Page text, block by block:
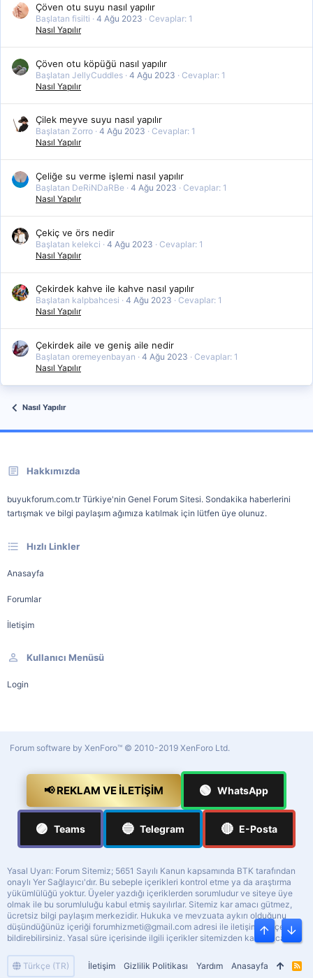
Çöven otu suyu nasıl yapılır
Başlatan fisilti 4 Ağu 2023
Cevaplar: 1
Nasıl Yapılır
Çöven otu köpüğü nasıl yapılır
Başlatan JellyCuddles 4 Ağu 2023
Cevaplar: 1
Nasıl Yapılır
Çilek meyve suyu nasıl yapılır
Başlatan Zorro 4 Ağu 2023
Cevaplar: 1
Nasıl Yapılır
Çeliğe su verme işlemi nasıl yapılır
Başlatan DeRiNDaRBe 4 Ağu 2023
Cevaplar: 1
Nasıl Yapılır
Çekiç ve örs nedir
Başlatan kelekci 4 Ağu 2023
Cevaplar: 1
Nasıl Yapılır
Çekirdek kahve ile kahve nasıl yapılır
Başlatan kalpbahcesi 4 Ağu 2023
Cevaplar: 1
Nasıl Yapılır
Çekirdek aile ve geniş aile nedir
Başlatan oremeyenbayan 4 Ağu 2023
Cevaplar: 1
Nasıl Yapılır
Nasıl Yapılır
Hakkımızda
buyukforum.com.tr Türkiye'nin Genel Forum Sitesi. Sondakika haberlerini
tartışmak ve bilgi paylaşım ağımıza katılmak için lütfen üye olunuz.
Hızlı Linkler
Anasayfa
Forumlar
İletişim
Kullanıcı Menüsü
Login
Türkçe (TR) İletişim Gizlilik Politikası Yardım Anasayfa
R
Forum software by XenForo™ © 2010-2019 XenForo Ltd.
📢 REKLAM VE İLETIŞIM 🟢 WhatsApp
🟣 Teams 🔵 Telegram 🔴 E-Posta
Yasal Uyarı: Forum Sitemiz; 5651 Sayılı Kanun kapsamında BTK tarafından
onaylı Yer Sağlayıcı'dır. Bu sebeple içerikleri kontrol etme ya da araştırma
yükümlülüğü yoktur. Üyeler yazdığı içeriklerden sorumludur ve siteye üye
olmak ile bu sorumluluğu kabul etmiş sayılırlar. Sitemiz kar amacı gütmez,
ücretsiz bilgi paylaşım merkezidir. Hukuka ve mevzuata aykırı olduğunu
düşündüğünüz içeriği forumhizmeti@gmail.com adresi ile iletişime geçerek
bildirebilirsiniz. Yasal süre içerisinde ilgili içerikler sitemizden kaldırılacaktır.
Üst Alt